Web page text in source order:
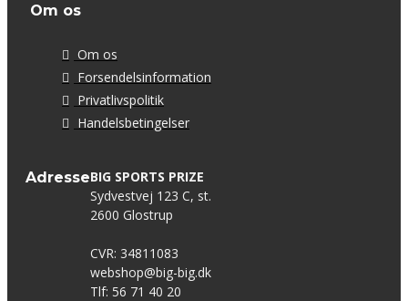
Om os
Om os
Forsendelsinformation
Privatlivspolitik
Handelsbetingelser
AdresseBIG SPORTS PRIZE
Sydvestvej 123 C, st.
2600 Glostrup
CVR: 34811083
webshop@big-big.dk
Tlf: 56 71 40 20